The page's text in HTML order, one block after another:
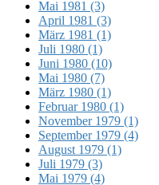
Mai 1981 (3)
April 1981 (3)
März 1981 (1)
Juli 1980 (1)
Juni 1980 (10)
Mai 1980 (7)
März 1980 (1)
Februar 1980 (1)
November 1979 (1)
September 1979 (4)
August 1979 (1)
Juli 1979 (3)
Mai 1979 (4)